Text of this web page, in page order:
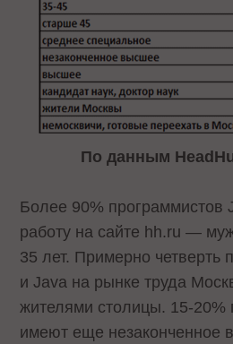
По данным
Более 90%
работу на сайте hh.ru —
35 лет. Примерно четверть
и Java на рынке труда
жителями столицы. 15-20%
имеют еще незаконченное